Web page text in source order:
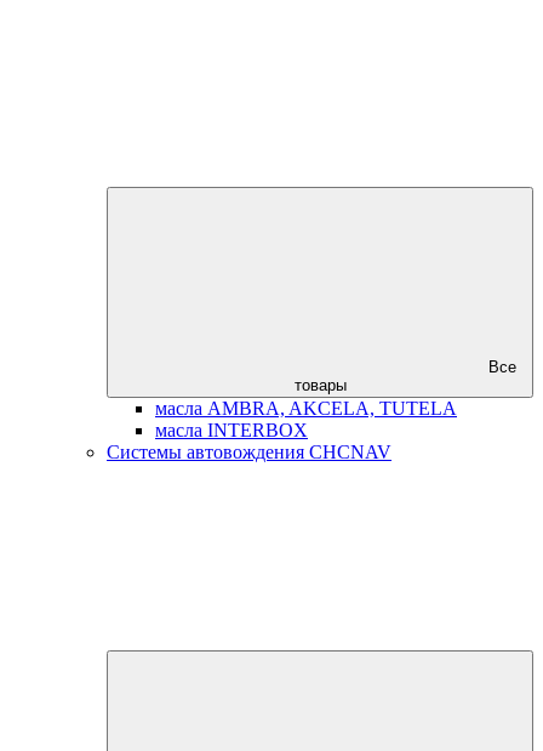
Все
товары
масла AMBRA, AKCELA, TUTELA
масла INTERBOX
Системы автовождения CHCNAV